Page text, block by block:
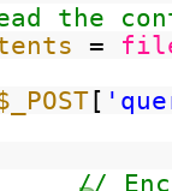
the
=
[
//